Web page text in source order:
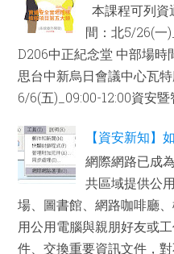
本課程可列資
間：北5/26(一
D206中正紀念堂 中部場時
思台中新烏日會議中心瓦
6/6(五)_09:00-12:00資安暨
【資安新知】
網際網路已成
共區域提供公
場、圖書館、網路咖啡廳
用公用電腦與親朋好友或
件、交換重要資訊文件，